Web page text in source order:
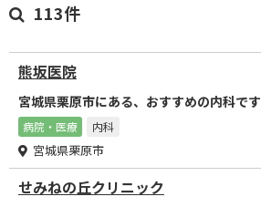
113件
熊坂医院
宮城県栗原市にある、おすすめの内科です
病院・医療 内科
宮城県栗原市
せみねの丘クリニック